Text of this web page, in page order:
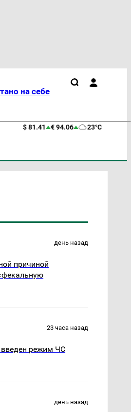
на себе
$ 81.41 € 94.06 23°C
день назад
причиной
23 часа назад
режим ЧС
день назад